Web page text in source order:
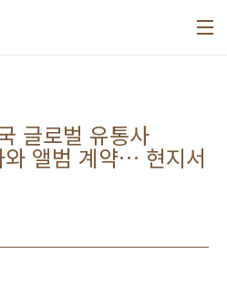
글로벌 유통사
앨범 계약… 현지서